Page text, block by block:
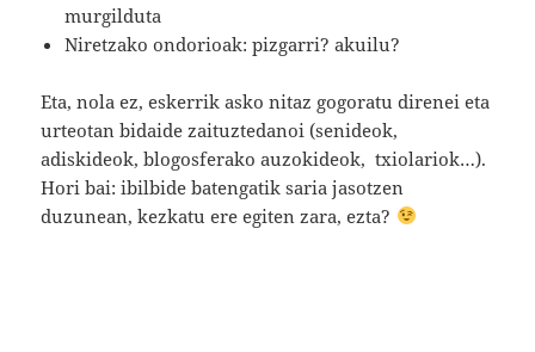
murgilduta
Niretzako ondorioak: pizgarri? akuilu?
Eta, nola ez, eskerrik asko nitaz gogoratu direnei eta
urteotan bidaide zaituztedanoi (senideok,
adiskideok, blogosferako auzokideok, txiolariok…).
Hori bai: ibilbide batengatik saria jasotzen
duzunean, kezkatu ere egiten zara, ezta?